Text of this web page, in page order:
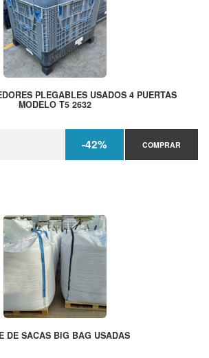
PLEGABLES USADOS 4 PUERTAS
MODELO T5 2632
-42% COMPRAR
DE SACAS BIG BAG USADAS